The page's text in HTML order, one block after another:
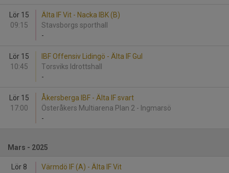
Lör 15
09:15
Älta IF Vit - Nacka IBK (B)
Stavsborgs sporthall
-
Lör 15
10:45
IBF Offensiv Lidingö - Älta IF Gul
Torsviks Idrottshall
-
Lör 15
17:00
Åkersberga IBF - Älta IF svart
Österåkers Multiarena Plan 2 - Ingmarsö
-
Mars - 2025
Lör 8
Värmdö IF (A) - Älta IF Vit